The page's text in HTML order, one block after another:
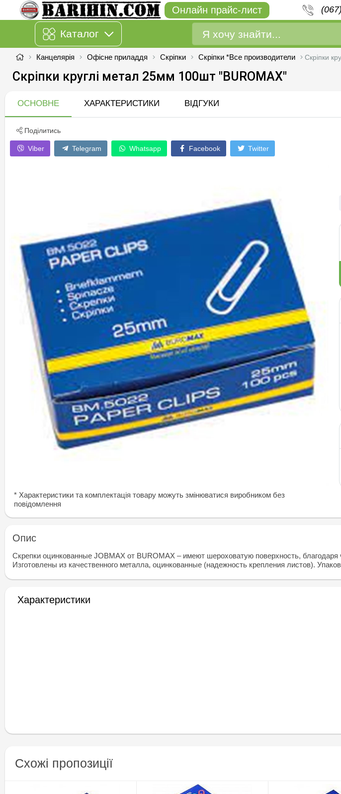
Онлайн прайс-лист
Каталог
Канцелярія Офісне приладдя Скріпки Скріпки *Все производители Скріпки
Скріпки круглі метал 25мм 100шт "BUROMAX"
ОСНОВНЕ ХАРАКТЕРИСТИКИ ВІДГУКИ
Поділитись
Viber Telegram Whatsapp Facebook Twitter
* Характеристики та комплектація товару можуть змінюватися виробником без
повідомлення
Опис
Скрепки оцинкованные JOBMAX от BUROMAX – имеют шероховатую поверхность,
Изготовлены из качественного металла, оцинкованные (надежность крепления листов).
Характеристики
Схожі пропозиції